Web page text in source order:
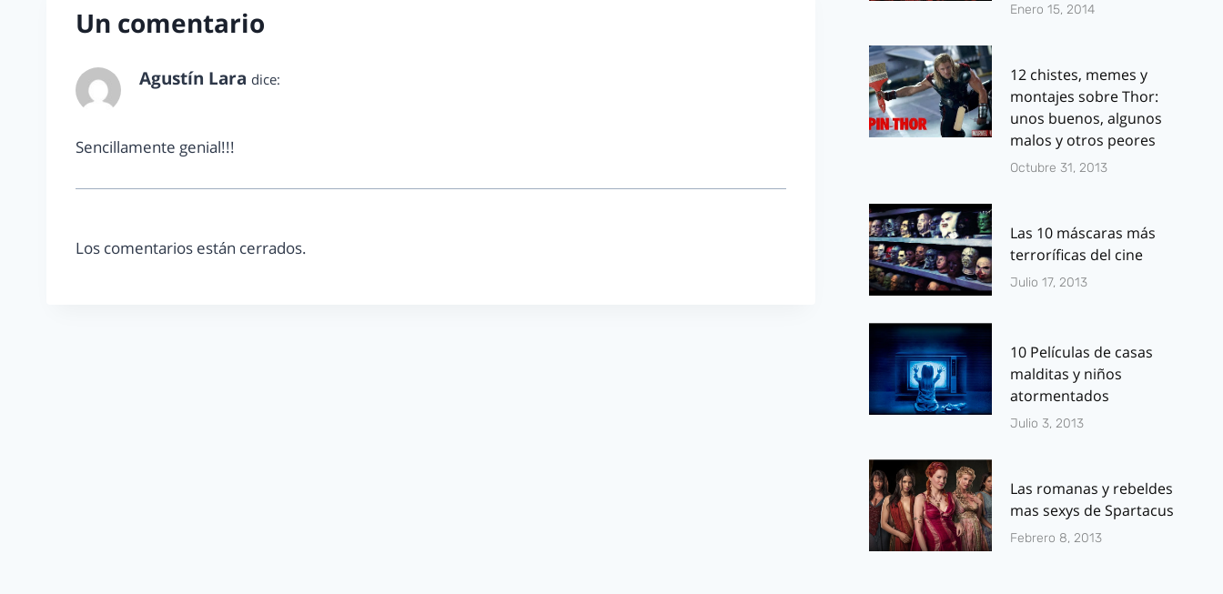
Un comentario
Agustín Lara dice:
Sencillamente genial!!!
Los comentarios están cerrados.
Enero 15, 2014
12 chistes, memes y
montajes sobre Thor:
unos buenos, algunos
malos y otros peores
Octubre 31, 2013
Las 10 máscaras más
terroríficas del cine
Julio 17, 2013
10 Películas de casas
malditas y niños
atormentados
Julio 3, 2013
Las romanas y rebeldes
mas sexys de Spartacus
Febrero 8, 2013